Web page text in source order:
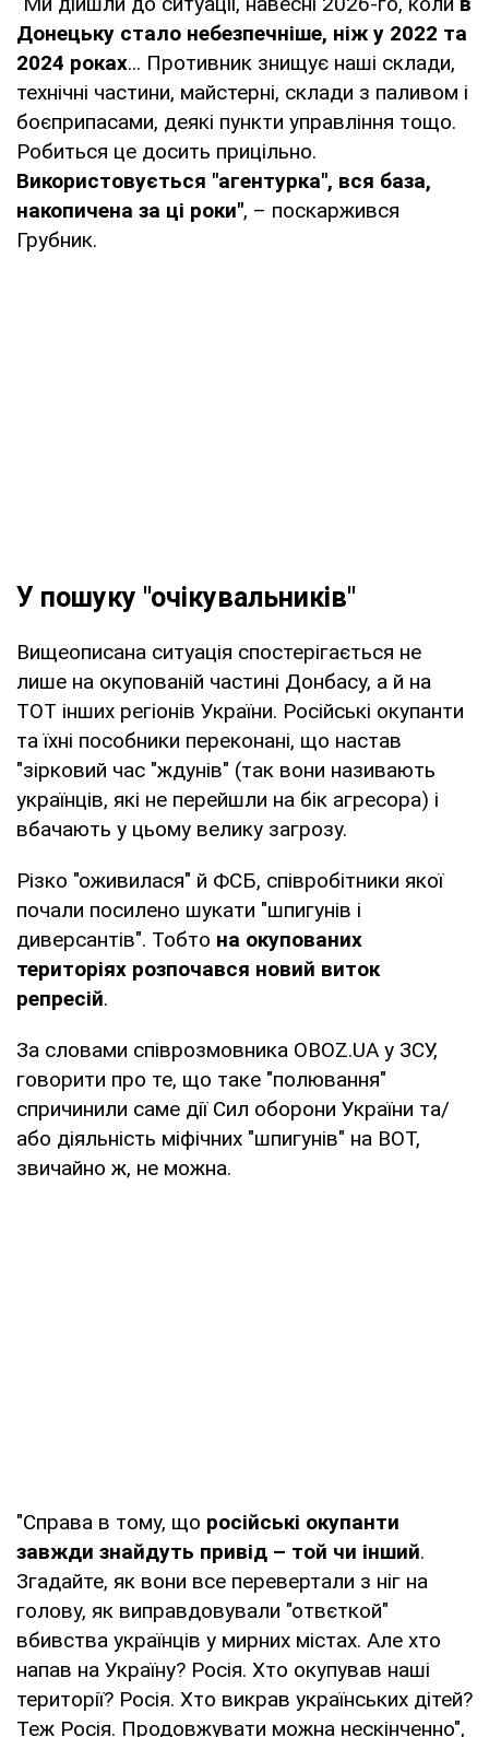
Донецьку стало небезпечніше, ніж у 2022 та
2024 роках... Противник знищує наші склади,
технічні частини, майстерні, склади з паливом і
боєприпасами, деякі пункти управління тощо.
Робиться це досить прицільно.
Використовується "агентурка", вся база,
накопичена за ці роки", – поскаржився
Грубник.
У пошуку "очікувальників"
Вищеописана ситуація спостерігається не
лише на окупованій частині Донбасу, а й на
ТОТ інших регіонів України. Російські окупанти
та їхні пособники переконані, що настав
"зірковий час "ждунів" (так вони називають
українців, які не перейшли на бік агресора) і
вбачають у цьому велику загрозу.
Різко "оживилася" й ФСБ, співробітники якої
почали посилено шукати "шпигунів і
диверсантів". Тобто на окупованих
територіях розпочався новий виток
репресій.
За словами співрозмовника OBOZ.UA у ЗСУ,
говорити про те, що таке "полювання"
спричинили саме дії Сил оборони України та/
або діяльність міфічних "шпигунів" на ВОТ,
звичайно ж, не можна.
"Справа в тому, що російські окупанти
завжди знайдуть привід – той чи інший.
Згадайте, як вони все перевертали з ніг на
голову, як виправдовували "отвєткой"
вбивства українців у мирних містах. Але хто
напав на Україну? Росія. Хто окупував наші
території? Росія. Хто викрав українських дітей?
Теж Росія. Продовжувати можна нескінченно",